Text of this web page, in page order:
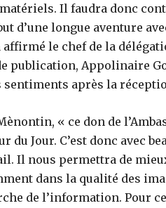
Il faudra donc
d’une longue aventure
affirmé le chef de la
publication, Appolinaire
sentiments après la
« ce don de
du Jour. C’est donc avec
Il nous permettra de
dans la qualité des
de l’information. Pour